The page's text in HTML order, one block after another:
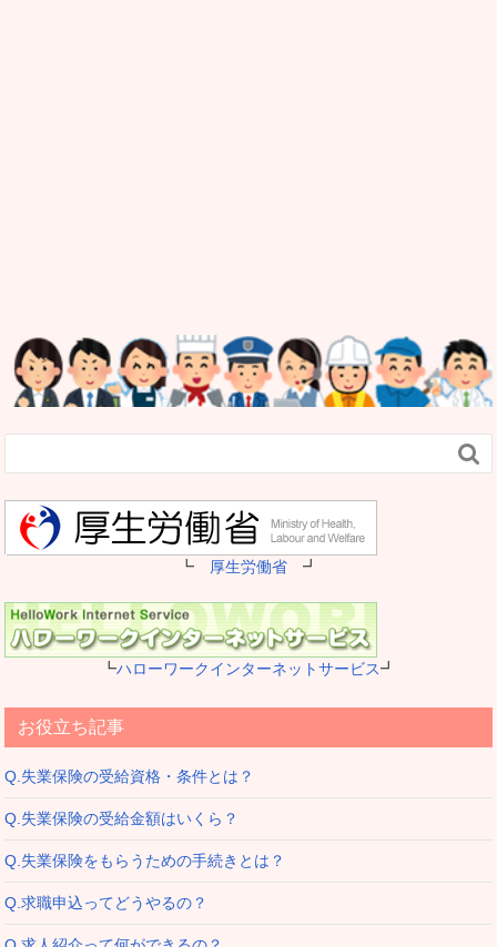

┗ 厚生労働省 ┛
┗ハローワークインターネットサービス┛
お役立ち記事
Q.失業保険の受給資格・条件とは？
Q.失業保険の受給金額はいくら？
Q.失業保険をもらうための手続きとは？
Q.求職申込ってどうやるの？